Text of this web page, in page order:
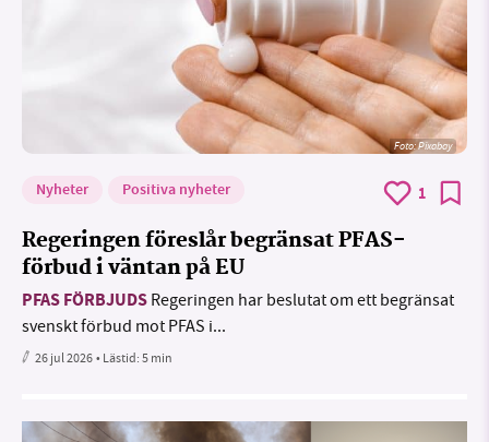
Foto:Pixabay
Nyheter Positiva nyheter 1
Regeringen föreslår begränsat PFAS-
förbud i väntan på EU
PFAS FÖRBJUDS Regeringen har beslutat om ett begränsat
svenskt förbud mot PFAS i...
26 jul 2026• Lästid:5 min